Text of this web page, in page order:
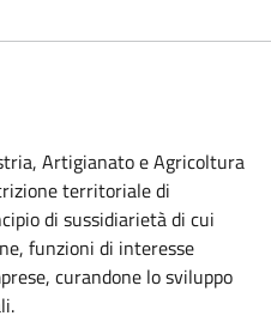
Artigianato e Agricoltura
territoriale di
di sussidiarietà di cui
funzioni di interesse
curandone lo sviluppo